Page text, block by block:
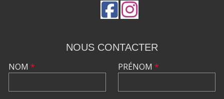
NOUS CONTACTER
NOM * PRÉNOM *